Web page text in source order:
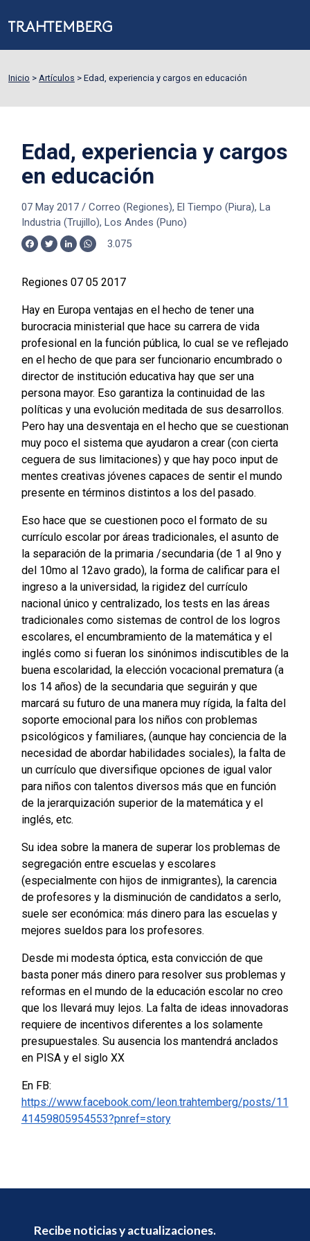
Inicio > Artículos > Edad, experiencia y cargos en educación
Edad, experiencia y cargos
en educación
07 May 2017/ Correo (Regiones), El Tiempo (Piura), La
Industria (Trujillo), Los Andes (Puno)
Facebook
TwitterLinkedInWhatsApp
3.075
Regiones 07 05 2017
Hay en Europa ventajas en el hecho de tener una
burocracia ministerial que hace su carrera de vida
profesional en la función pública, lo cual se ve reflejado
en el hecho de que para ser funcionario encumbrado o
director de institución educativa hay que ser una
persona mayor. Eso garantiza la continuidad de las
políticas y una evolución meditada de sus desarrollos.
Pero hay una desventaja en el hecho que se cuestionan
muy poco el sistema que ayudaron a crear (con cierta
ceguera de sus limitaciones) y que hay poco input de
mentes creativas jóvenes capaces de sentir el mundo
presente en términos distintos a los del pasado.
Eso hace que se cuestionen poco el formato de su
currículo escolar por áreas tradicionales, el asunto de
la separación de la primaria /secundaria (de 1 al 9no y
del 10mo al 12avo grado), la forma de calificar para el
ingreso a la universidad, la rigidez del currículo
nacional único y centralizado, los tests en las áreas
tradicionales como sistemas de control de los logros
escolares, el encumbramiento de la matemática y el
inglés como si fueran los sinónimos indiscutibles de la
buena escolaridad, la elección vocacional prematura (a
los 14 años) de la secundaria que seguirán y que
marcará su futuro de una manera muy rígida, la falta del
soporte emocional para los niños con problemas
psicológicos y familiares, (aunque hay conciencia de la
necesidad de abordar habilidades sociales), la falta de
un currículo que diversifique opciones de igual valor
para niños con talentos diversos más que en función
de la jerarquización superior de la matemática y el
inglés, etc.
Su idea sobre la manera de superar los problemas de
segregación entre escuelas y escolares
(especialmente con hijos de inmigrantes), la carencia
de profesores y la disminución de candidatos a serlo,
suele ser económica: más dinero para las escuelas y
mejores sueldos para los profesores.
Desde mi modesta óptica, esta convicción de que
basta poner más dinero para resolver sus problemas y
reformas en el mundo de la educación escolar no creo
que los llevará muy lejos. La falta de ideas innovadoras
requiere de incentivos diferentes a los solamente
presupuestales. Su ausencia los mantendrá anclados
en PISA y el siglo XX
En FB:
https://www.facebook.com/leon.trahtemberg/posts/11
41459805954553?pnref=story
Recibe noticias y actualizaciones.